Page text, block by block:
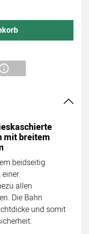
mit breitem
beidseitig
allen
Die Bahn
und somit